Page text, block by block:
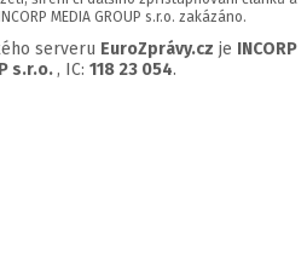
MEDIA GROUP s.r.o. zakázáno.
serveru EuroZprávy.cz je INCORP
s.r.o. , IC: 118 23 054.